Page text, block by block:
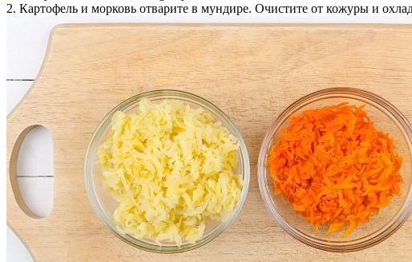
2. Картофель и морковь отварите в мундире. Очистите от кожуры и